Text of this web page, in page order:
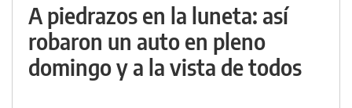
A piedrazos en la luneta: así
robaron un auto en pleno
domingo y a la vista de todos